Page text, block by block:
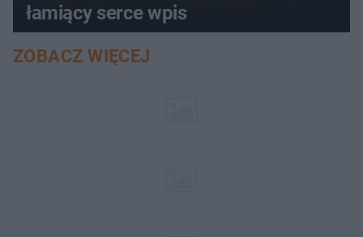
łamiący serce wpis
ZOBACZ WIĘCEJ